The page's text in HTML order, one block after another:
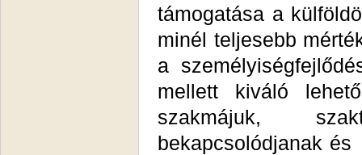
támogatása a
minél teljesebb
a
mellett kiváló
szakmájuk,
bekapcsolódjanak